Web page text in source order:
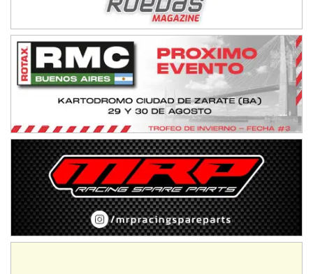
NORESTE SANTAFESINO - F6
Avellaneda (Santa Fe)
SUR SANTAFESINO - F4
José Samuel Sánchez (Tierra)
Rufino (Santa Fe)
Juan Navarro (Asfalto)
El Timbó (Tucumán)